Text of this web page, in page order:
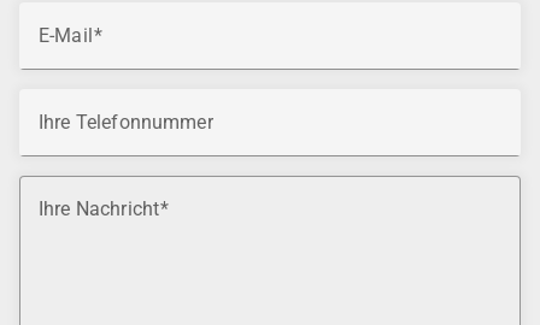
E-Mail
Ihre Telefonnummer
Ihre Nachricht